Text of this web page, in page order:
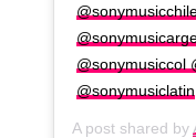
@sonymusiccol
@sonymusiclatin
A post shared by